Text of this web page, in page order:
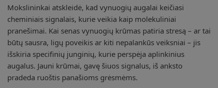
Mokslininkai atskleidė, kad vynuogių augalai keičiasi
cheminiais signalais, kurie veikia kaip molekuliniai
pranešimai. Kai senas vynuogių krūmas patiria stresą – ar tai
būtų sausra, ligų poveikis ar kiti nepalankūs veiksniai – jis
išskiria specifinių junginių, kurie perspėja aplinkinius
augalus. Jauni krūmai, gavę šiuos signalus, iš anksto
pradeda ruoštis panašioms grėsmėms.